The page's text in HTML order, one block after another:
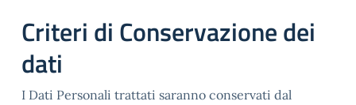
Criteri di Conservazione dei
dati
I Dati Personali trattati saranno conservati dal